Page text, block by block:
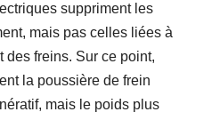
suppriment les
mais pas celles liées à
des freins. Sur ce point,
la poussière de frein
mais le poids plus